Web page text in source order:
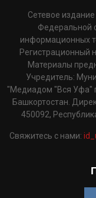
Сетевое издание
Федеральной
информационных
Регистрационный
Материалы
Учредитель:
"Медиадом "Вся Уфа"
Башкортостан.
450092,
Свяжитесь с нами: